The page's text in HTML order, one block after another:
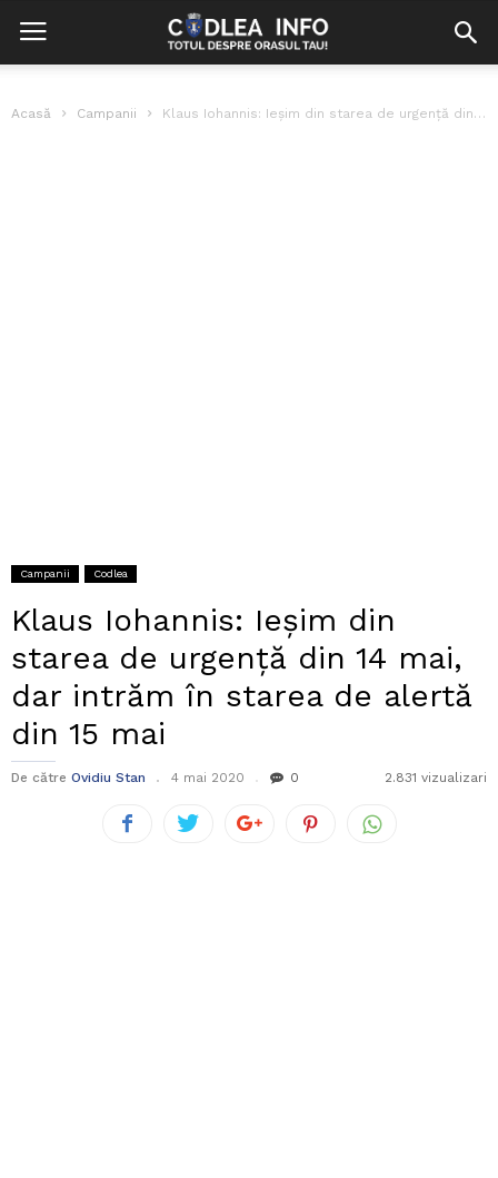
Acasă Campanii Klaus Iohannis: Ieșim din starea de urgență din 14 mai, dar intrăm...
Campanii Codlea
Klaus Iohannis: Ieșim din
starea de urgență din 14 mai,
dar intrăm în starea de alertă
din 15 mai
De către Ovidiu Stan 4 mai 2020 0 2.831 vizualizari